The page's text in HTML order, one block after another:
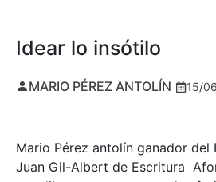
Idear lo insótilo
MARIO PÉREZ ANTOLÍN 15/
Mario Pérez antolín ganador del
Juan Gil-Albert de Escritura